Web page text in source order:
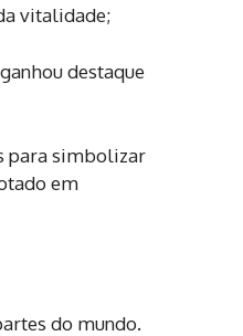
vitalidade;
destaque
para simbolizar
em
do mundo.